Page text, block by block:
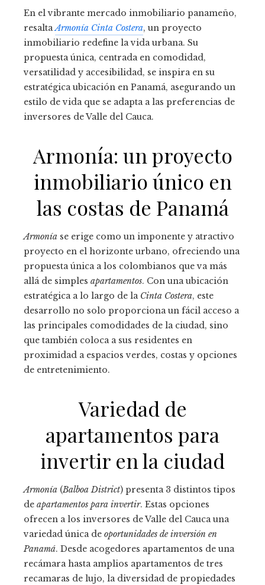
En el vibrante mercado inmobiliario panameño,
resaltaArmonía Cinta Costera, un proyecto
inmobiliario redefine la vida urbana. Su
propuesta única, centrada en comodidad,
versatilidad y accesibilidad, se inspira en su
estratégica ubicación en Panamá, asegurando un
estilo de vida que se adapta a las preferencias de
inversores de Valle del Cauca.
Armonía: un proyecto
inmobiliario único en
las costas de Panamá
Armonía se erige como un imponente y atractivo
proyecto en el horizonte urbano, ofreciendo una
propuesta única a los colombianos que va más
allá de simples apartamentos. Con una ubicación
estratégica a lo largo de la Cinta Costera, este
desarrollo no solo proporciona un fácil acceso a
las principales comodidades de la ciudad, sino
que también coloca a sus residentes en
proximidad a espacios verdes, costas y opciones
de entretenimiento.
Variedad de
apartamentos para
invertir en la ciudad
Armonía (Balboa District) presenta 3 distintos tipos
de apartamentos para invertir. Estas opciones
ofrecen a los inversores de Valle del Cauca una
variedad única de oportunidades de inversión en
Panamá. Desde acogedores apartamentos de una
recámara hasta amplios apartamentos de tres
recamaras de lujo, la diversidad de propiedades